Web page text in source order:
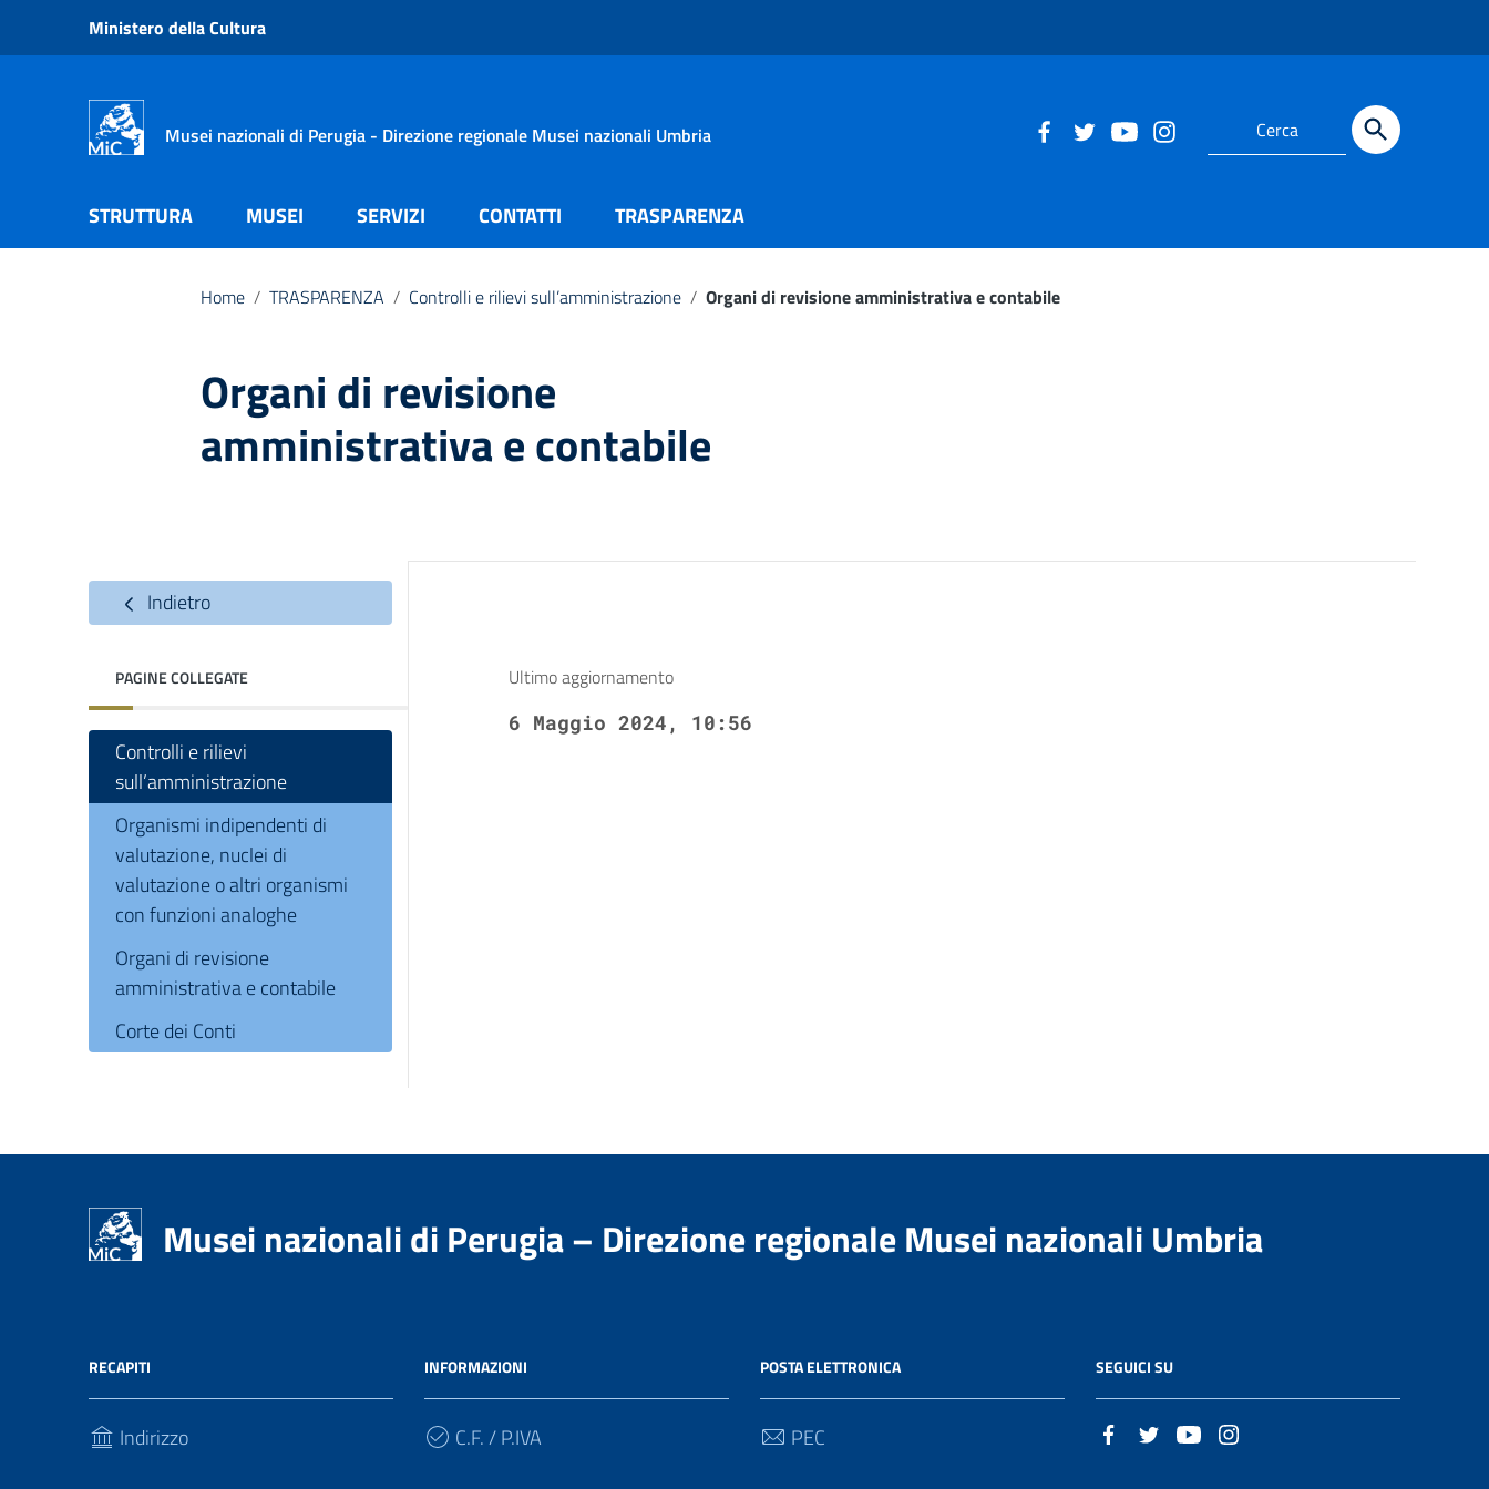
Vai ai contenuti
Vai al menu di navigazione
Ministero della Cultura
Musei nazionali di Perugia - Direzione regionale Musei nazionali Umbria
STRUTTURA MUSEI SERVIZI CONTATTI TRASPARENZA
Home / TRASPARENZA / Controlli e rilievi sull’amministrazione / Organi di revisione amministrativa e contabile
Organi di revisione
amministrativa e contabile
Indietro
PAGINE COLLEGATE
Controlli e rilievi
sull’amministrazione
Organismi indipendenti di
valutazione, nuclei di
valutazione o altri organismi
con funzioni analoghe
Organi di revisione
amministrativa e contabile
Corte dei Conti
Ultimo aggiornamento
6 Maggio 2024, 10:56
Musei nazionali di Perugia – Direzione regionale Musei nazionali Umbria
RECAPITI
Indirizzo
INFORMAZIONI
C.F. / P.IVA
POSTA ELETTRONICA
PEC
SEGUICI SU